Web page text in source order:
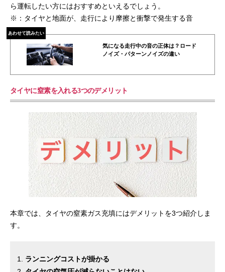
ら運転したい方にはおすすめといえるでしょう。
※：タイヤと地面が、走行により摩擦と衝撃で発生する音
あわせて読みたい
気になる走行中の音の正体は？ロード
ノイズ・パターンノイズの違い
タイヤに窒素を入れる3つのデメリット
本章では、タイヤの窒素ガス充填にはデメリットを3つ紹介しま
す。
ランニングコストが掛かる